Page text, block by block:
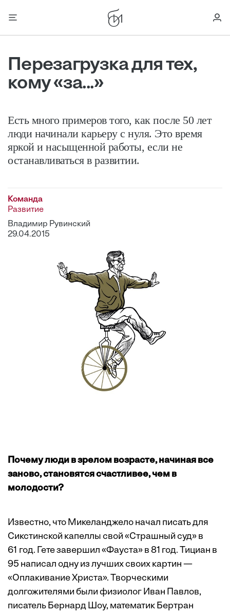
Перезагрузка для тех,
кому «за...»
Есть много примеров того, как после 50 лет
люди начинали карьеру с нуля. Это время
яркой и насыщенной работы, если не
останавливаться в развитии.
Команда
Развитие
Владимир Рувинский
29.04.2015
Почему люди в зрелом возрасте, начиная все
заново, становятся счастливее, чем в
молодости?
Известно, что Микеланджело начал писать для
Сикстинской капеллы свой «Страшный суд» в
61 год. Гете завершил «Фауста» в 81 год. Тициан в
95 написал одну из лучших своих картин —
«Оплакивание Христа». Творчес­кими
долгожителями были физиолог Иван Павлов,
писатель Бернард Шоу, математик Бертран